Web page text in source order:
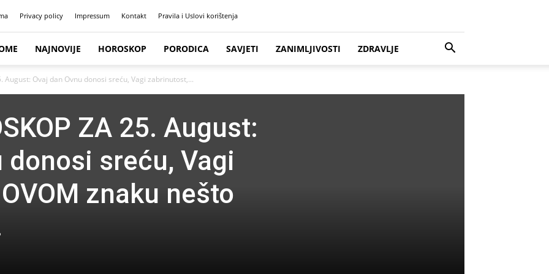
Privacy policy Impressum Kontakt Pravila i Uslovi korištenja
NAJNOVIJE HOROSKOP PORODICA SAVJETI ZANIMLJIVOSTI ZDRAVLJE
August: Ovaj dan Ovnu donosi sreću, Vagi zabrinutost,...
ZA 25. August:
donosi sreću, Vagi
znaku nešto